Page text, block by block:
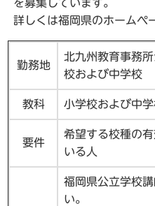
を募集しています。
詳しくは福岡県のホームペ
勤務地
北九州教育事務
校および中学校
教科 小学校および中
要件
希望する校種の
いる人
福岡県公立学校
い。